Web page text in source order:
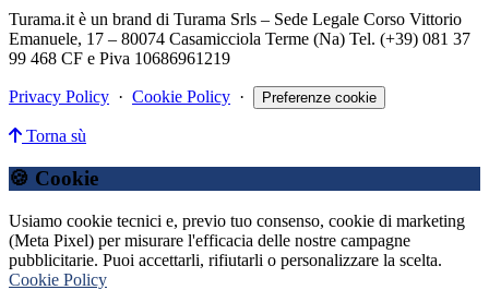
Turama.it è un brand di Turama Srls – Sede Legale Corso Vittorio
Emanuele, 17 – 80074 Casamicciola Terme (Na) Tel. (+39) 081 37
99 468 CF e Piva 10686961219
Privacy Policy · Cookie Policy · Preferenze cookie
Torna sù
🍪 Cookie
Usiamo cookie tecnici e, previo tuo consenso, cookie di marketing
(Meta Pixel) per misurare l'efficacia delle nostre campagne
pubblicitarie. Puoi accettarli, rifiutarli o personalizzare la scelta.
Cookie Policy